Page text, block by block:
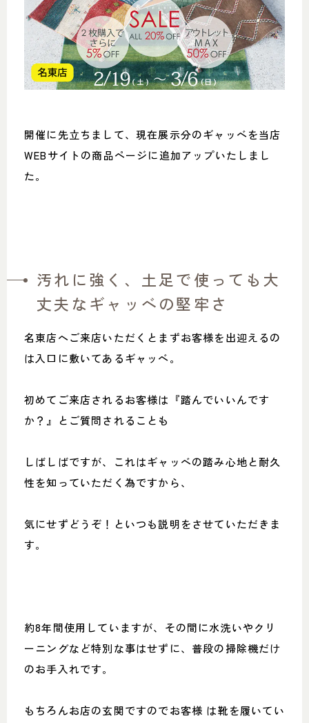
営業時間 平日 11：00～18：00
土・日・祝 11：00～19：00
定休日
水曜日（祝日は営業）
052-361-5551
名東店
052-734-8477
タップで電話をかける
開催に先立ちまして、現在展示分のギャッベを当店
WEBサイトの商品ページに追加アップいたしまし
た。
汚れに強く、土足で使っても大
丈夫なギャッベの堅牢さ
名東店へご来店いただくとまずお客様を出迎えるの
は入口に敷いてあるギャッベ。
初めてご来店されるお客様は『踏んでいいんです
か？』とご質問されることも
しばしばですが、これはギャッベの踏み心地と耐久
性を知っていただく為ですから、
気にせずどうぞ！といつも説明をさせていただきま
す。
約8年間使用していますが、その間に水洗いやクリ
ーニングなど特別な事はせずに、普段の掃除機だけ
のお手入れです。
もちろんお店の玄関ですのでお客様 は靴を履いてい